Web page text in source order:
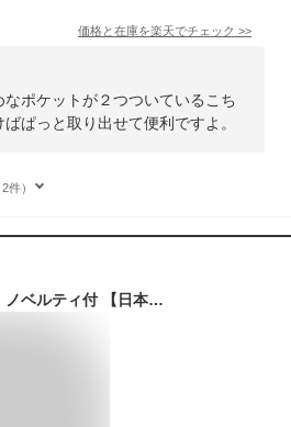
価格と在庫を楽天でチェック >>
ポケットが２つついているこち
ぱっと取り出せて便利ですよ。
件）
【最大40倍 2/1迄】【セール30%OFF】 ノベルティ付 【日本正規品】 オロビアンコ リュック メンズ レディース 大容量 Orobianco バッグ おしゃれ カジュアル きれいめ 大人 ビジネス 通勤 ビジネスリュック 旅行 撥水 ナイロン A4 20L PC 黒 丈夫 PIONIERE 92935